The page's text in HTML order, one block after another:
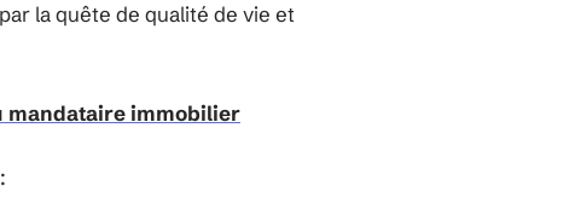
la quête de qualité de vie et
mandataire immobilier